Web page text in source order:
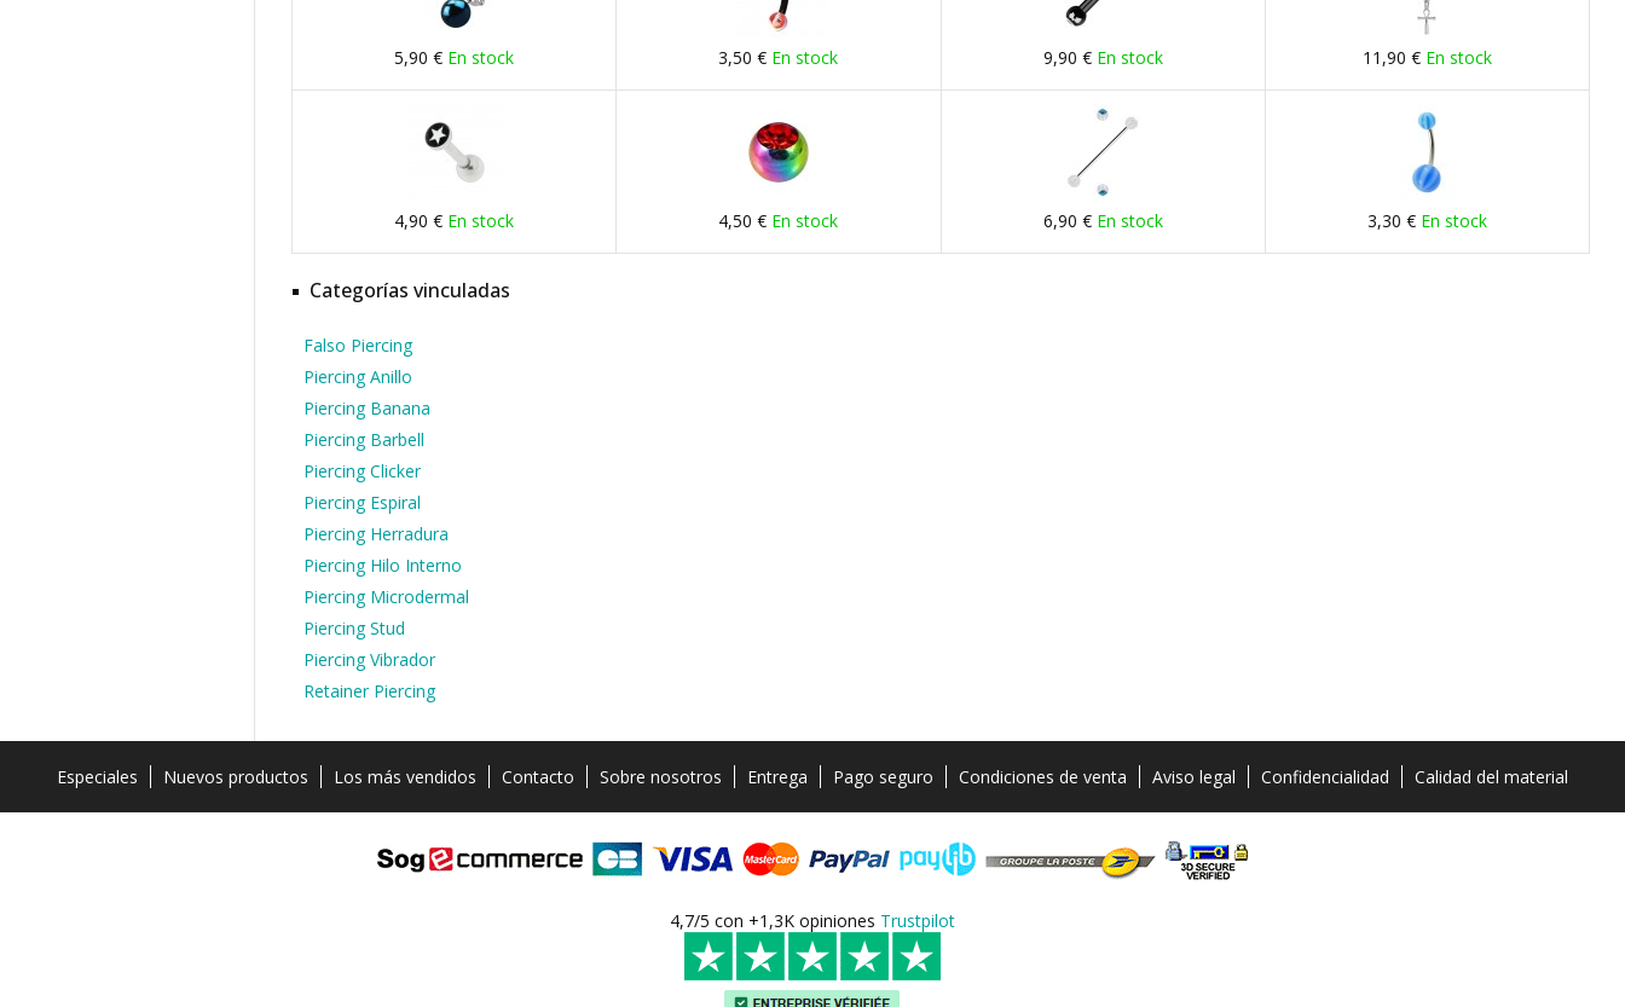
5,90 € En stock 3,50 € En stock 9,90 € En stock 11,90 € En stock
4,90 € En stock 4,50 € En stock 6,90 € En stock 3,30 € En stock
Categorías vinculadas
Falso Piercing
Piercing Anillo
Piercing Banana
Piercing Barbell
Piercing Clicker
Piercing Espiral
Piercing Herradura
Piercing Hilo Interno
Piercing Microdermal
Piercing Stud
Piercing Vibrador
Retainer Piercing
Especiales Nuevos productos Los más vendidos Contacto Sobre nosotros Entrega Pago seguro Condiciones de venta Aviso legal Confidencialidad Calidad del material
4,7/5 con +1,3K opiniones Trustpilot